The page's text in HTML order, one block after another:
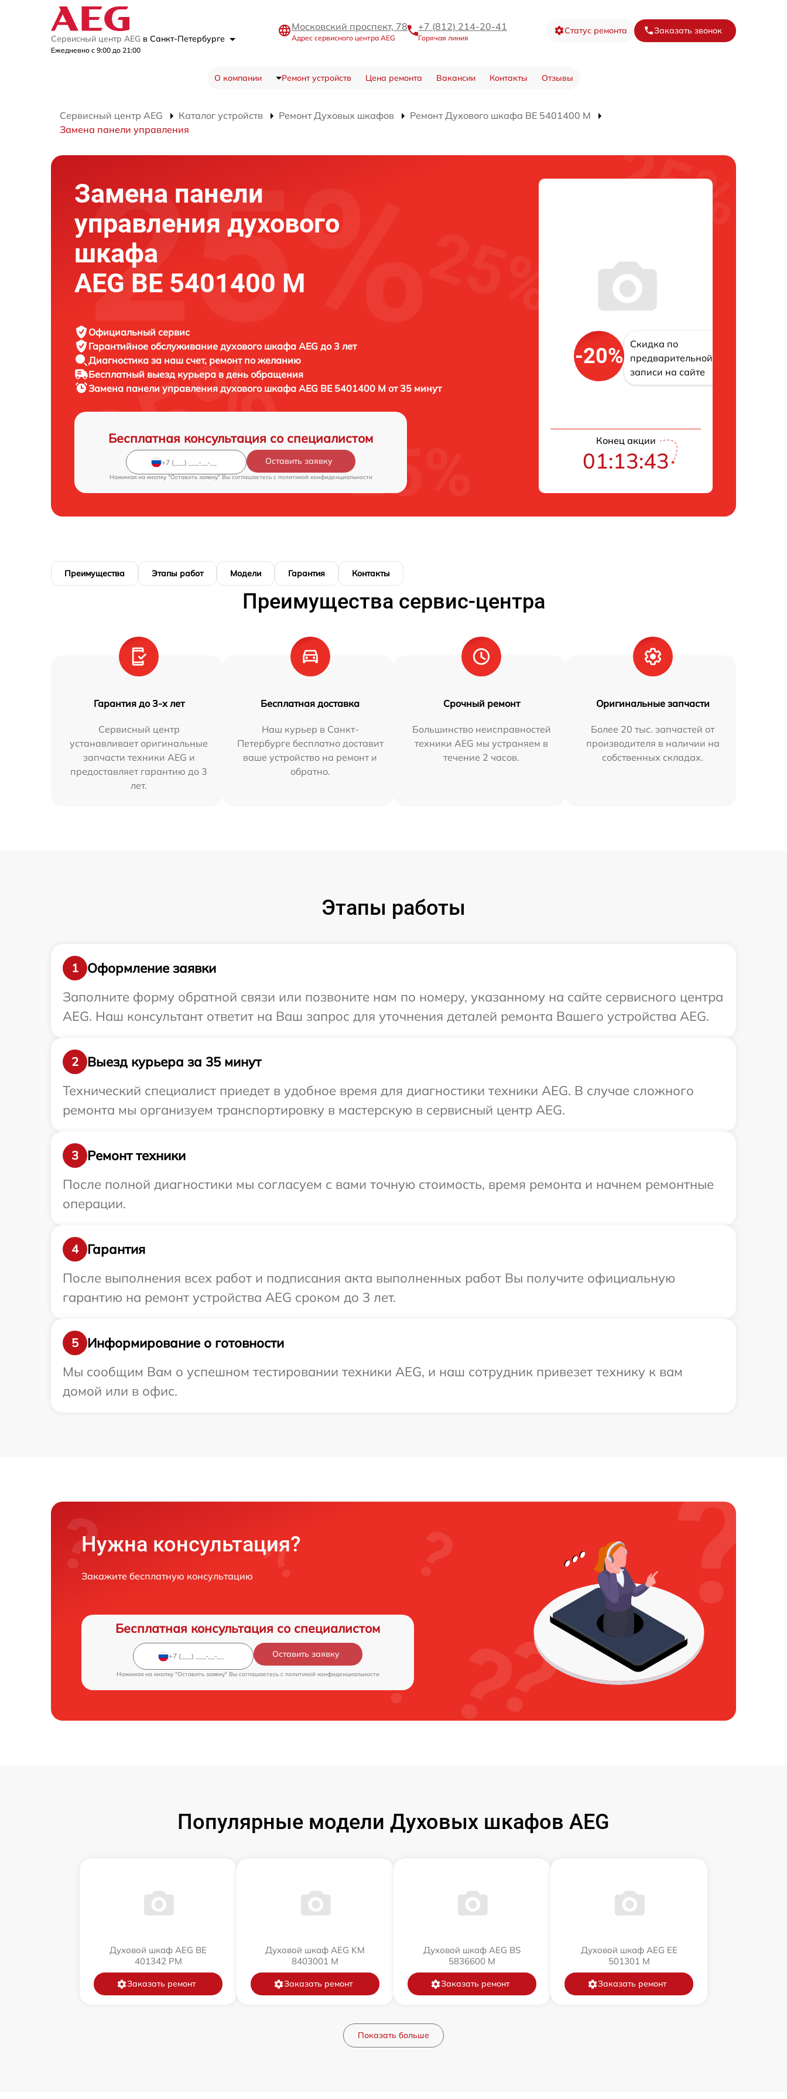
Сервисный центр AEG в Санкт-Петербурге
Ежедневно с 9:00 до 21:00
Московский проспект, 78
Адрес сервисного центра AEG
+7 (812) 214-20-41
Горячая линия
Статус ремонта Заказать звонок
О компании Ремонт устройств Цена ремонта Вакансии Контакты Отзывы
Сервисный центр AEG Каталог устройств Ремонт Духовых шкафов
Ремонт Духового шкафа BE 5401400 M
Замена панели управления
Замена панели
управления духового
шкафа
AEG BE 5401400 M
Официальный сервис
Гарантийное обслуживание духового шкафа AEG до 3 лет
Диагностика за наш счет, ремонт по желанию
Бесплатный выезд курьера в день обращения
Замена панели управления духового шкафа AEG BE 5401400 M от 35 минут
Бесплатная консультация со специалистом
Оставить заявку
Нажимая на кнопку "Оставить заявку" Вы соглашаетесь c политикой конфиденциальности
-20%
Скидка по
предварительной
записи на сайте
Конец акции
01:13:42
Преимущества Этапы работ Модели Гарантия Контакты
Преимущества сервис-центра
Гарантия до 3-х лет
Сервисный центр
устанавливает оригинальные
запчасти техники AEG и
предоставляет гарантию до 3
лет.
Бесплатная доставка
Наш курьер в Санкт-
Петербурге бесплатно доставит
ваше устройство на ремонт и
обратно.
Срочный ремонт
Большинство неисправностей
техники AEG мы устраняем в
течение 2 часов.
Оригинальные запчасти
Более 20 тыс. запчастей от
производителя в наличии на
собственных складах.
Этапы работы
1
Оформление заявки
Заполните форму обратной связи или позвоните нам по номеру, указанному на сайте сервисного центра
AEG. Наш консультант ответит на Ваш запрос для уточнения деталей ремонта Вашего устройства AEG.
2
Выезд курьера за 35 минут
Технический специалист приедет в удобное время для диагностики техники AEG. В случае сложного
ремонта мы организуем транспортировку в мастерскую в сервисный центр AEG.
3
Ремонт техники
После полной диагностики мы согласуем с вами точную стоимость, время ремонта и начнем ремонтные
операции.
4
Гарантия
После выполнения всех работ и подписания акта выполненных работ Вы получите официальную
гарантию на ремонт устройства AEG сроком до 3 лет.
5
Информирование о готовности
Мы сообщим Вам о успешном тестировании техники AEG, и наш сотрудник привезет технику к вам
домой или в офис.
Нужна консультация?
Закажите бесплатную консультацию
Бесплатная консультация со специалистом
Оставить заявку
Нажимая на кнопку "Оставить заявку" Вы соглашаетесь c политикой конфиденциальности
Популярные модели Духовых шкафов AEG
Духовой шкаф AEG BE
401342 PM
Заказать ремонт
Духовой шкаф AEG KM
8403001 M
Заказать ремонт
Духовой шкаф AEG BS
5836600 M
Заказать ремонт
Духовой шкаф AEG EE
501301 M
Заказать ремонт
Показать больше